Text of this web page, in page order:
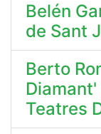
Belén
de Sant
Berto
Teatres